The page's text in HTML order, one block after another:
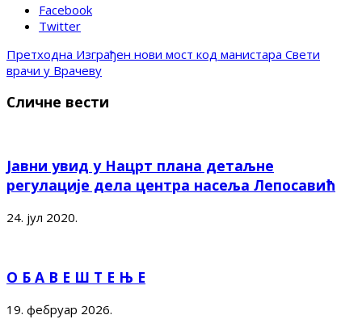
Facebook
Twitter
Претходна Изграђен нови мост код манистара Свети
врачи у Врачеву
Сличне вести
Јавни увид у Нацрт плана детаљне
регулације дела центра насеља Лепосавић
24. јул 2020.
О Б А В Е Ш Т Е Њ Е
19. фебруар 2026.